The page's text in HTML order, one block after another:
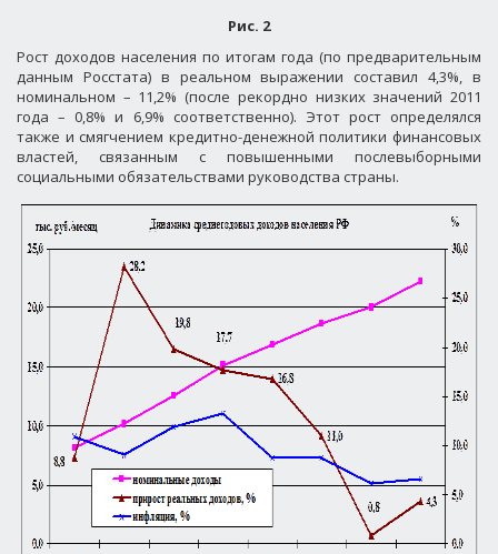
Рис. 2
Рост доходов населения по итогам года (по предварительным
данным Росстата) в реальном выражении составил 4,3%, в
номинальном – 11,2% (после рекордно низких значений 2011
года – 0,8% и 6,9% соответственно). Этот рост определялся
также и смягчением кредитно-денежной политики финансовых
властей, связанным с повышенными послевыборными
социальными обязательствами руководства страны.